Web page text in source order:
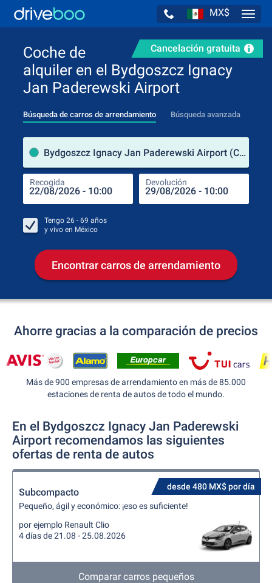
MX$
Cancelación gratuita
Coche de
alquiler en el Bydgoszcz Ignacy
Jan Paderewski Airport
Búsqueda de carros de arrendamiento Búsqueda avanzada
Bydgoszcz Ignacy Jan Paderewski Airport (Cuyavia y Pomerania / Polonia)
Recogida Devolución
Tengo 26 - 69 años
y vivo en México
Encontrar carros de arrendamiento
Ahorre gracias a la comparación de precios
Más de 900 empresas de arrendamiento en más de 85.000
estaciones de renta de autos de todo el mundo.
En el Bydgoszcz Ignacy Jan Paderewski
Airport recomendamos las siguientes
ofertas de renta de autos
desde 480 MX$ por día
Subcompacto
Pequeño, ágil y económico: ¡eso es suficiente!
por ejemplo Renault Clio
4 días de 21.08 - 25.08.2026
Comparar carros pequeños